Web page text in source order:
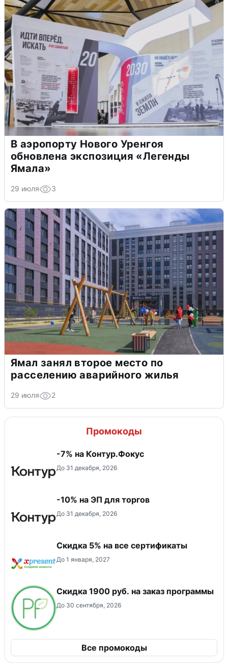
В аэропорту Нового Уренгоя
обновлена экспозиция «Легенды
Ямала»
29 июля 3
Ямал занял второе место по
расселению аварийного жилья
29 июля 2
Промокоды
-7% на Контур.Фокус
До 31 декабря, 2026
-10% на ЭП для торгов
До 31 декабря, 2026
Скидка 5% на все сертификаты
До 1 января, 2027
Скидка 1900 руб. на заказ программы
До 30 сентября, 2026
Все промокоды